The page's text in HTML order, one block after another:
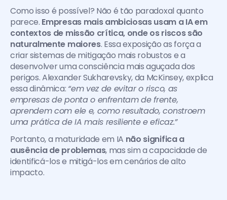
Como isso é possível? Não é tão paradoxal quanto
parece. Empresas mais ambiciosas usam a IA em
contextos de missão crítica, onde os riscos são
naturalmente maiores. Essa exposição as força a
criar sistemas de mitigação mais robustos e a
desenvolver uma consciência mais aguçada dos
perigos. Alexander Sukharevsky, da McKinsey, explica
essa dinâmica: “em vez de evitar o risco, as
empresas de ponta o enfrentam de frente,
aprendem com ele e, como resultado, constroem
uma prática de IA mais resiliente e eficaz.”
Portanto, a maturidade em IA não significa a
ausência de problemas, mas sim a capacidade de
identificá-los e mitigá-los em cenários de alto
impacto.